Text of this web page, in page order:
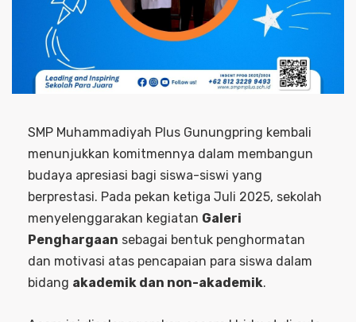
SMP Muhammadiyah Plus Gunungpring kembali
menunjukkan komitmennya dalam membangun
budaya apresiasi bagi siswa-siswi yang
berprestasi. Pada pekan ketiga Juli 2025, sekolah
menyelenggarakan kegiatan Galeri
Penghargaan sebagai bentuk penghormatan
dan motivasi atas pencapaian para siswa dalam
bidang akademik dan non-akademik.